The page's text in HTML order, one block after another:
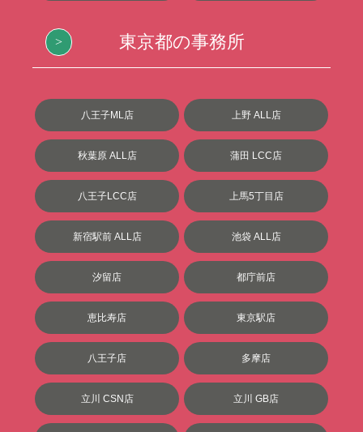
東京都の事務所
八王子ML店 上野 ALL店
秋葉原 ALL店 蒲田 LCC店
八王子LCC店 上馬5丁目店
新宿駅前 ALL店 池袋 ALL店
汐留店 都庁前店
恵比寿店 東京駅店
八王子店 多摩店
立川 CSN店 立川 GB店